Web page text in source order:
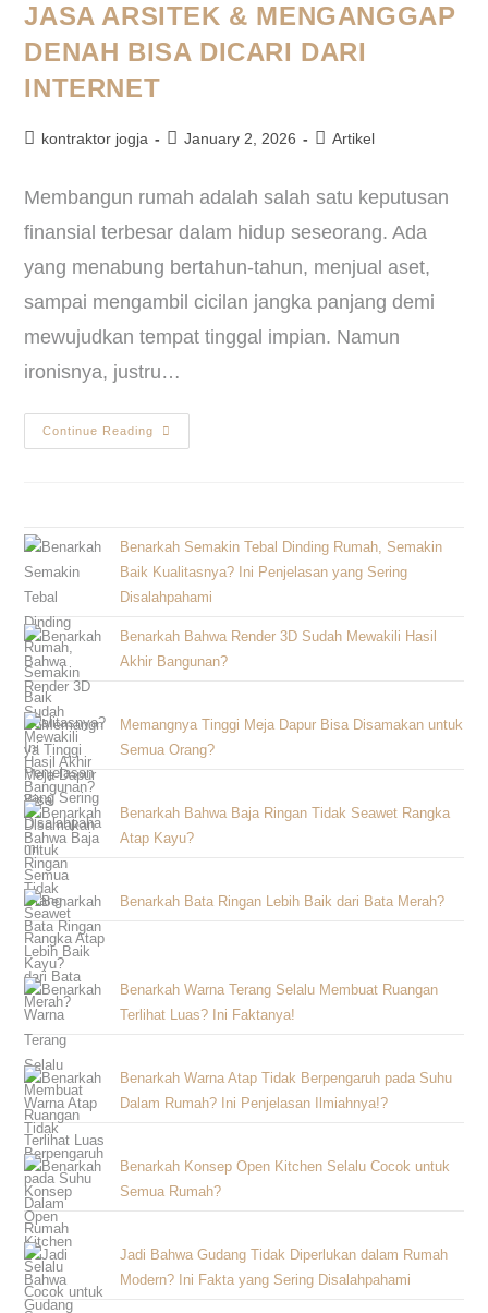
JASA ARSITEK & MENGANGGAP
DENAH BISA DICARI DARI
INTERNET
kontraktor jogja January 2, 2026 Artikel
Membangun rumah adalah salah satu keputusan
finansial terbesar dalam hidup seseorang. Ada
yang menabung bertahun-tahun, menjual aset,
sampai mengambil cicilan jangka panjang demi
mewujudkan tempat tinggal impian. Namun
ironisnya, justru…
Continue Reading
Benarkah Semakin Tebal Dinding Rumah, Semakin
Baik Kualitasnya? Ini Penjelasan yang Sering
Disalahpahami
Benarkah Bahwa Render 3D Sudah Mewakili Hasil
Akhir Bangunan?
Memangnya Tinggi Meja Dapur Bisa Disamakan untuk
Semua Orang?
Benarkah Bahwa Baja Ringan Tidak Seawet Rangka
Atap Kayu?
Benarkah Bata Ringan Lebih Baik dari Bata Merah?
Benarkah Warna Terang Selalu Membuat Ruangan
Terlihat Luas? Ini Faktanya!
Benarkah Warna Atap Tidak Berpengaruh pada Suhu
Dalam Rumah? Ini Penjelasan Ilmiahnya!?
Benarkah Konsep Open Kitchen Selalu Cocok untuk
Semua Rumah?
Jadi Bahwa Gudang Tidak Diperlukan dalam Rumah
Modern? Ini Fakta yang Sering Disalahpahami